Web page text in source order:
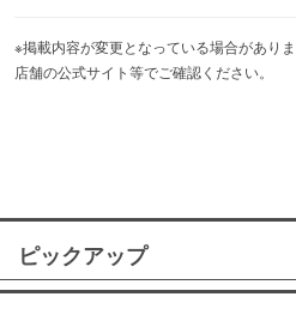
※掲載内容が変更となっている場合があり
店舗の公式サイト等でご確認ください。
ピックアップ